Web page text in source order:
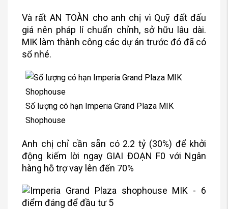
Và rất AN TOÀN cho anh chị vì Quỹ đất đấu
giá nên pháp lí chuẩn chỉnh, sở hữu lâu dài.
MIK làm thành công các dự án trước đó đã có
sổ nhé.
Số lượng có hạn Imperia Grand Plaza MIK
Shophouse
Anh chị chỉ cần sẵn có 2.2 tỷ (30%) để khởi
động kiếm lời ngay GIAI ĐOẠN F0 với Ngân
hàng hỗ trợ vay lên đến 70%